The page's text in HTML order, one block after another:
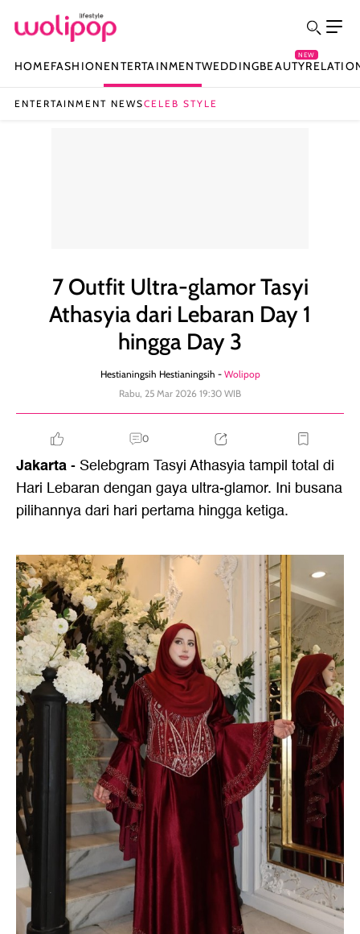
HOMEFASHIONENTERTAINMENTWEDDINGBEAUTY
NEW
ENTERTAINMENT NEWSCELEB STYLE
7 Outfit Ultra-glamor Tasyi
Athasyia dari Lebaran Day 1
hingga Day 3
Hestianingsih Hestianingsih - Wolipop
Rabu, 25 Mar 2026 19:30 WIB
0
Jakarta- Selebgram Tasyi Athasyia tampil total di
Hari Lebaran dengan gaya ultra-glamor. Ini busana
pilihannya dari hari pertama hingga ketiga.